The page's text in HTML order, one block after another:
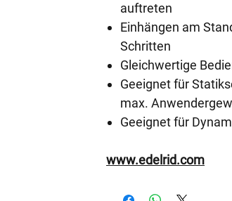
auftreten
Einhängen am
Schritten
Gleichwertige
Geeignet für
max.
Geeignet für
www.edelrid.com